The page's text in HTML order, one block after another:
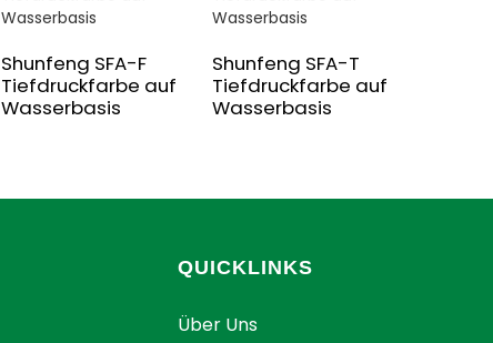
Shunfeng SFA-F
Tiefdruckfarbe auf
Wasserbasis
Shunfeng SFA-T
Tiefdruckfarbe auf
Wasserbasis
QUICKLINKS
Über Uns